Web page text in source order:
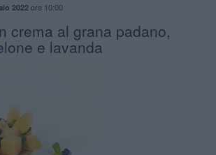
2022ore 10:00
crema al grana padano,
e lavanda